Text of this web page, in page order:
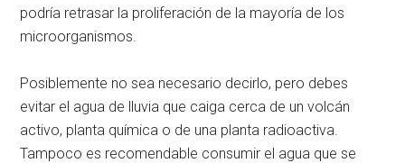
podría retrasar la proliferación de la mayoría de los
microorganismos.
Posiblemente no sea necesario decirlo, pero debes
evitar el agua de lluvia que caiga cerca de un volcán
activo, planta química o de una planta radioactiva.
Tampoco es recomendable consumir el agua que se